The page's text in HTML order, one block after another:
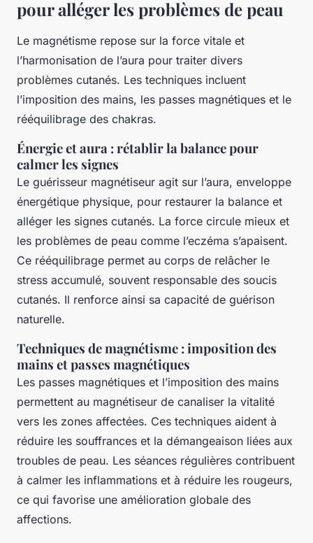
pour alléger les problèmes de peau
Le magnétisme repose sur la force vitale et
l’harmonisation de l’aura pour traiter divers
problèmes cutanés. Les techniques incluent
l’imposition des mains, les passes magnétiques et le
rééquilibrage des chakras.
Énergie et aura : rétablir la balance pour
calmer les signes
Le guérisseur magnétiseur agit sur l’aura, enveloppe
énergétique physique, pour restaurer la balance et
alléger les signes cutanés. La force circule mieux et
les problèmes de peau comme l’eczéma s’apaisent.
Ce rééquilibrage permet au corps de relâcher le
stress accumulé, souvent responsable des soucis
cutanés. Il renforce ainsi sa capacité de guérison
naturelle.
Techniques de magnétisme : imposition des
mains et passes magnétiques
Les passes magnétiques et l’imposition des mains
permettent au magnétiseur de canaliser la vitalité
vers les zones affectées. Ces techniques aident à
réduire les souffrances et la démangeaison liées aux
troubles de peau. Les séances régulières contribuent
à calmer les inflammations et à réduire les rougeurs,
ce qui favorise une amélioration globale des
affections.